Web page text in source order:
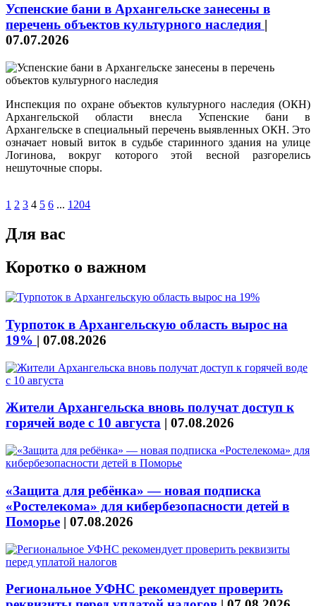
Успенские бани в Архангельске занесены в
перечень объектов культурного наследия |
07.07.2026
Инспекция по охране объектов культурного наследия (ОКН)
Архангельской области внесла Успенские бани в
Архангельске в специальный перечень выявленных ОКН. Это
означает новый виток в судьбе старинного здания на улице
Логинова, вокруг которого этой весной разгорелись
нешуточные споры.
1 2 3 4 5 6 ... 1204
Для вас
Коротко о важном
Турпоток в Архангельскую область вырос на
19% | 07.08.2026
Жители Архангельска вновь получат доступ к
горячей воде с 10 августа | 07.08.2026
«Защита для ребёнка» — новая подписка
«Ростелекома» для кибербезопасности детей в
Поморье | 07.08.2026
Региональное УФНС рекомендует проверить